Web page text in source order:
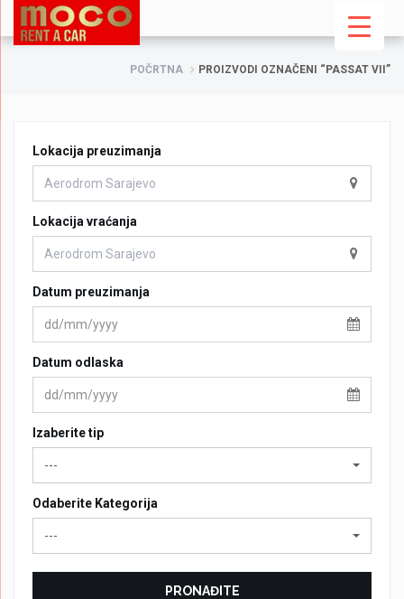
POČRTNA PROIZVODI OZNAČENI “PASSAT VII”
Lokacija preuzimanja
Lokacija vraćanja
Datum preuzimanja
Datum odlaska
Izaberite tip
---
Odaberite Kategorija
---
PRONAĐITE